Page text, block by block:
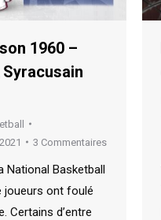
1960 –
Syracusain
3 Commentaires
National Basketball
joueurs ont foulé
Certains d’entre